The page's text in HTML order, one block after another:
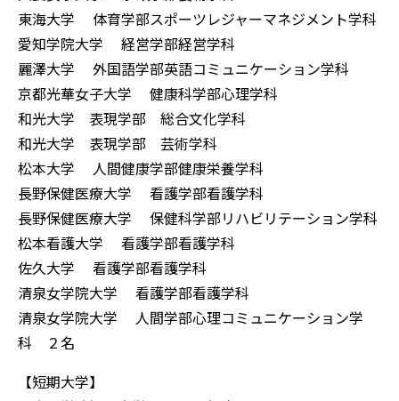
東海大学 体育学部スポーツレジャーマネジメント学科
愛知学院大学 経営学部経営学科
麗澤大学 外国語学部英語コミュニケーション学科
京都光華女子大学 健康科学部心理学科
和光大学 表現学部 総合文化学科
和光大学 表現学部 芸術学科
松本大学 人間健康学部健康栄養学科
長野保健医療大学 看護学部看護学科
長野保健医療大学 保健科学部リハビリテーション学科
松本看護大学 看護学部看護学科
佐久大学 看護学部看護学科
清泉女学院大学 看護学部看護学科
清泉女学院大学 人間学部心理コミュニケーション学
科 ２名
【短期大学】